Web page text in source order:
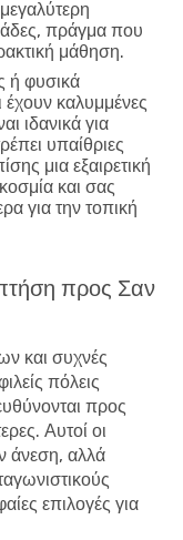
πράγμα που
μάθηση.
ή φυσικά
έχουν καλυμμένες
ιδανικά για
υπαίθριες
μια εξαιρετική
και σας
για την τοπική
πτήση προς Σαν
και συχνές
πόλεις
προς
Αυτοί οι
άνεση, αλλά
επιλογές για